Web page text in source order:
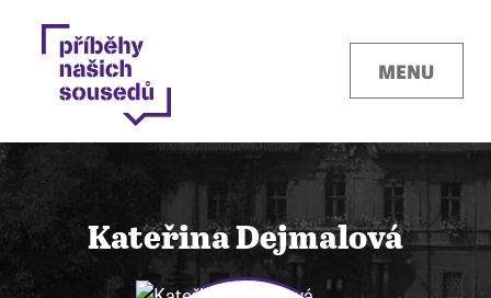
MENU
Kateřina Dejmalová